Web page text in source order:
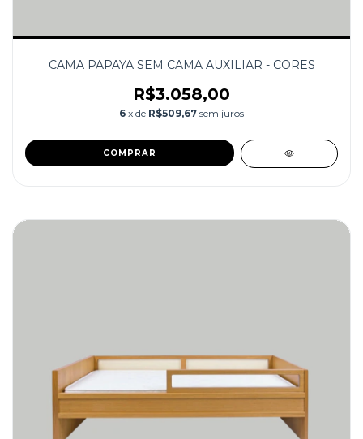
CAMA PAPAYA SEM CAMA AUXILIAR - CORES
R$3.058,00
6 x de R$509,67 sem juros
COMPRAR